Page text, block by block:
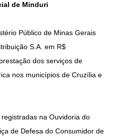
de Minduri
Público de Minas Gerais
S.A. em R$
dos serviços de
nos municípios de Cruzília e
na Ouvidoria do
de Defesa do Consumidor de